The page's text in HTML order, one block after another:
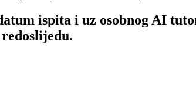
ispita i uz osobnog AI